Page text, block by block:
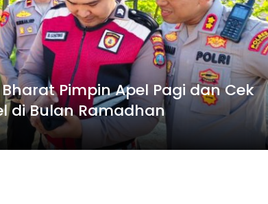
Pimpin Apel Pagi dan Cek
di Bulan Ramadhan